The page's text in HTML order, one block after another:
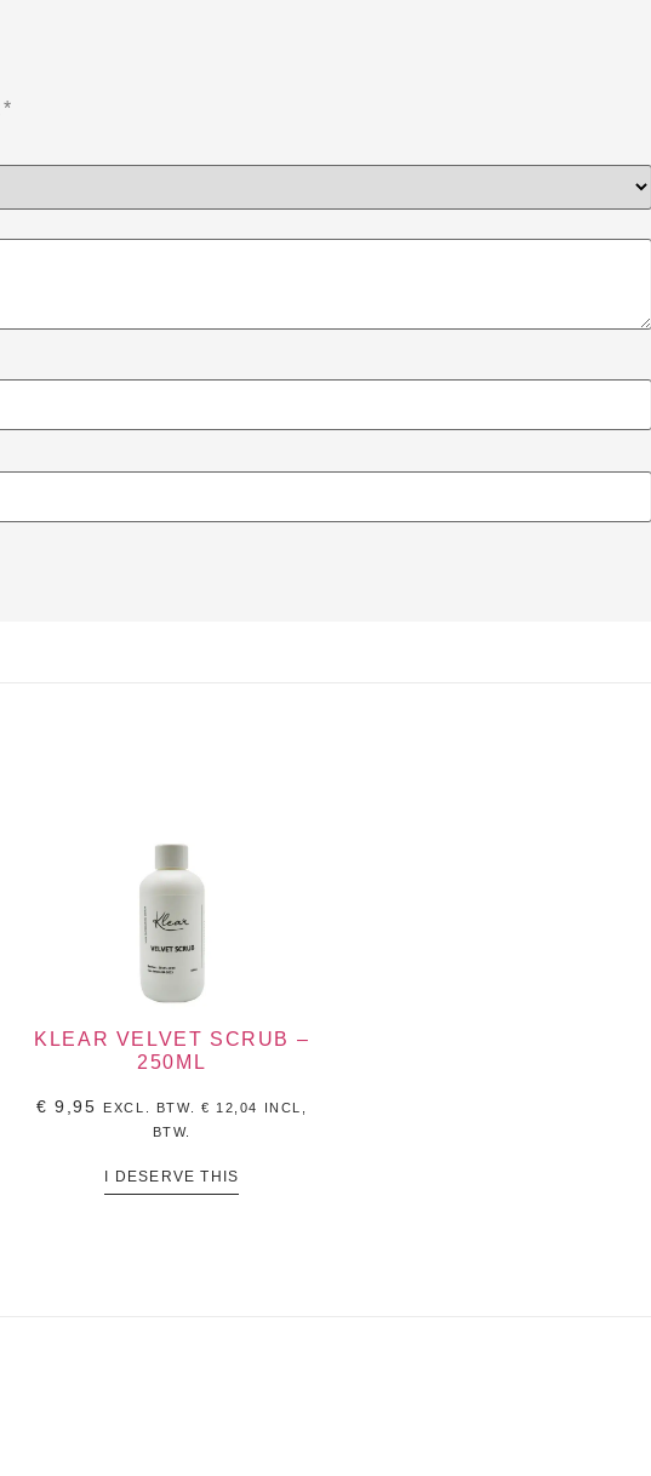
*
KLEAR VELVET SCRUB –
250ML
€ 9,95 EXCL. BTW. € 12,04
INCL,
BTW.
I DESERVE THIS